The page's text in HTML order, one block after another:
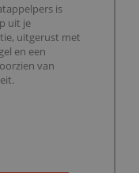
is
uit je
uitgerust met
en een
van